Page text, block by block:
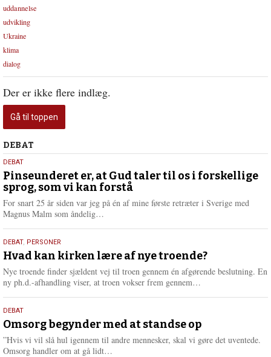
uddannelse
udvikling
Ukraine
klima
dialog
Der er ikke flere indlæg.
Gå til toppen
Debat
DEBAT
5.
august
2026
DEBAT
Pinseunderet er, at Gud taler til os i forskellige
sprog, som vi kan forstå
For snart 25 år siden var jeg på én af mine første retræter i Sverige med
Magnus Malm som åndelig…
e
r
e
25.
juli
2026
DEBAT, PERSONER
Hvad kan kirken lære af nye troende?
Nye troende finder sjældent vej til troen gennem én afgørende beslutning. En
ny ph.d.-afhandling viser, at troen vokser frem gennem…
e
r
e
9.
juli
2026
DEBAT
Omsorg begynder med at standse op
”Hvis vi vil slå hul igennem til andre mennesker, skal vi gøre det uventede.
Omsorg handler om at gå lidt…